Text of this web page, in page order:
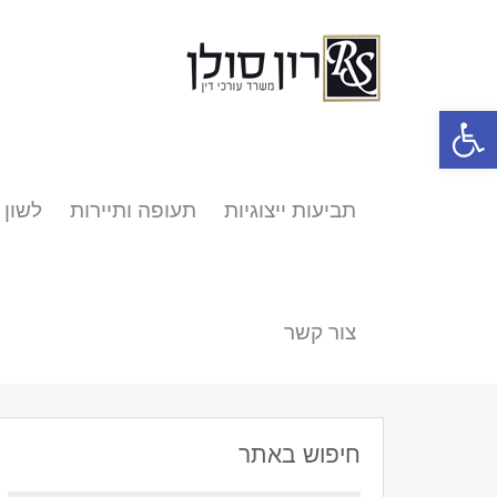
פתח סרגל נגישות
תביעות ייצוגיות תעופה ותיירות
צור קשר
חיפוש באתר